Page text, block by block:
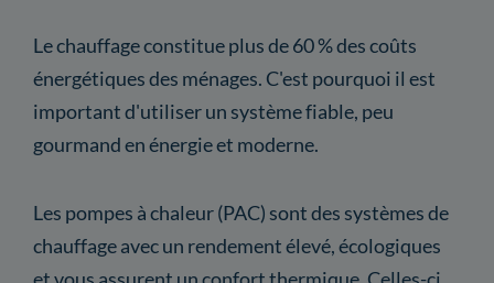
Le chauffage constitue plus de 60 % des coûts
énergétiques des ménages. C'est pourquoi il est
important d'utiliser un système fiable, peu
gourmand en énergie et moderne.
Les pompes à chaleur (PAC) sont des systèmes de
chauffage avec un rendement élevé, écologiques